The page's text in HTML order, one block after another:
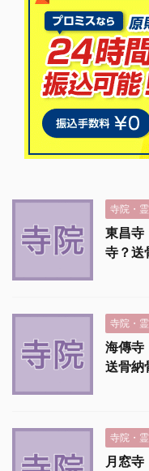
寺院・
東昌寺
寺？送
寺院・
海傳寺
送骨納
寺院・
月窓寺